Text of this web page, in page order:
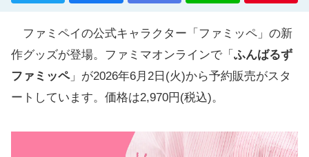
ファミペイの公式キャラクター「ファミッペ」の新
作グッズが登場。ファミマオンラインで「 ふんばるず
ファミッペ」が2026年6月2日(火)から予約販売がスタ
ートしています。価格は2,970円(税込)。